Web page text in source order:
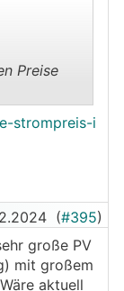
Preise
strompreis-i
(#395)
große PV
mit großem
aktuell